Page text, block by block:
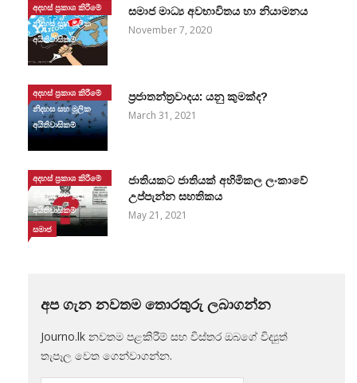
අදහස් ප්‍රකාශ කිරීමේ
නිදහස සහ මූලික
අයිතිවාසිකම්
සමාජ මාධ්‍ය අවභාවිතය හා නියාමනය
November 7, 2020
අදහස් ප්‍රකාශ කිරීමේ
නිදහස සහ මූලික
අයිතිවාසිකම්
ප්‍රජාතන්ත්‍රවාදය: යනු කුමක්ද?
March 31, 2021
අදහස් ප්‍රකාශ කිරීමේ
නිදහස සහ මූලික
අයිතිවාසිකම්
සමාජ
ජාතියකට ජාතියක් අහිමිකල ලංකාවේ
උප්පැන්න සහතිකය
May 21, 2021
අප ගැන නවතම තොරතුරු ලබාගන්න
Journo.lk නවතම පළකිරීම් සහ විස්තර ඔබගේ විද්‍යුත්
තැපෑල වෙත ගෙන්වාගන්න.